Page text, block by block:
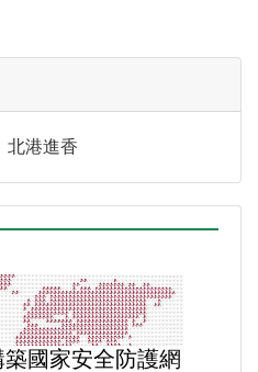
北港進香
國家安全防護網